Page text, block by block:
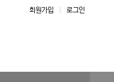
회원가입 로그인